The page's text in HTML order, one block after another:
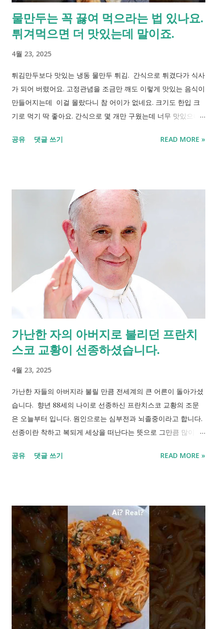
물만두는 꼭 끓여 먹으라는 법 있나요.
튀겨먹으면 더 맛있는데 말이죠.
4월 23, 2025
튀김만두보다 맛있는 냉동 물만두 튀김. 간식으로 튀겼다가 식사
가 되어 버렸어요. 고정관념을 조금만 깨도 이렇게 맛있는 음식이
만들어지는데 이걸 몰랐다니 참 어이가 없네요. 크기도 한입 크
기로 먹기 딱 좋아요. 간식으로 몇 개만 구웠는데 너무 맛있으니
공유 댓글 쓰기 READ MORE »
가난한 자의 아버지로 불리던 프란치
스코 교황이 선종하셨습니다.
4월 23, 2025
가난한 자들의 아버지라 불릴 만큼 전세계의 큰 어른이 돌아가셨
습니다. 향년 88세의 나이로 선종하신 프란치스코 교황의 조문
은 오늘부터 입니다. 원인으로는 심부전과 뇌졸중이라고 합니다.
선종이란 착하고 복되게 세상을 떠난다는 뜻으로 그만큼 많이 이
슴치 않았던 교황으로 저에게 기억됩니다. 천주교에선 '아버지께
공유 댓글 쓰기 READ MORE »